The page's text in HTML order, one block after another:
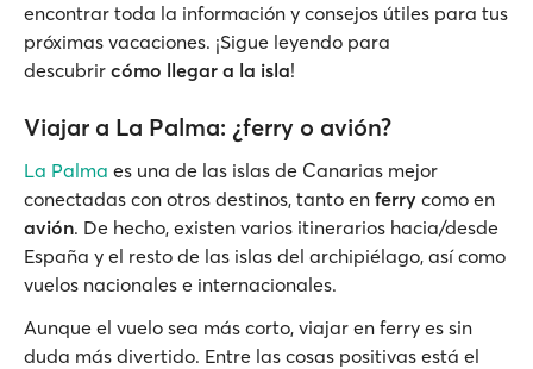
encontrar toda la información y consejos útiles para tus
próximas vacaciones. ¡Sigue leyendo para
descubrir cómo llegar a la isla!
Viajar a La Palma: ¿ferry o avión?
La Palma es una de las islas de Canarias mejor
conectadas con otros destinos, tanto en ferry como en
avión. De hecho, existen varios itinerarios hacia/desde
España y el resto de las islas del archipiélago, así como
vuelos nacionales e internacionales.
Aunque el vuelo sea más corto, viajar en ferry es sin
duda más divertido. Entre las cosas positivas está el